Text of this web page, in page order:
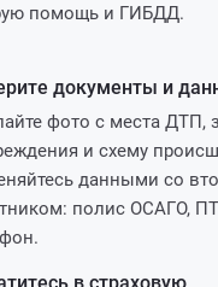
помощь и ГИБДД.
документы и
фото с места ДТП,
и схему
данными со
полис ОСАГО,